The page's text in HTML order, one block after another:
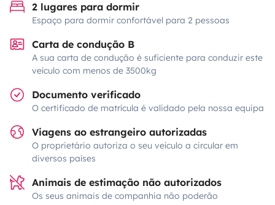
2 lugares para dormir
Espaço para dormir confortável para 2 pessoas
Carta de condução B
A sua carta de condução é suficiente para conduzir este
veículo com menos de 3500kg
Documento verificado
O certificado de matrícula é validado pela nossa equipa
Viagens ao estrangeiro autorizadas
O proprietário autoriza o seu veículo a circular em
diversos países
Animais de estimação não autorizados
Os seus animais de companhia não poderão